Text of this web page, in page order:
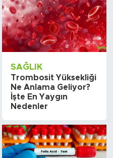
SAĞLIK
Trombosit Yüksekliği
Ne Anlama Geliyor?
İşte En Yaygın
Nedenler